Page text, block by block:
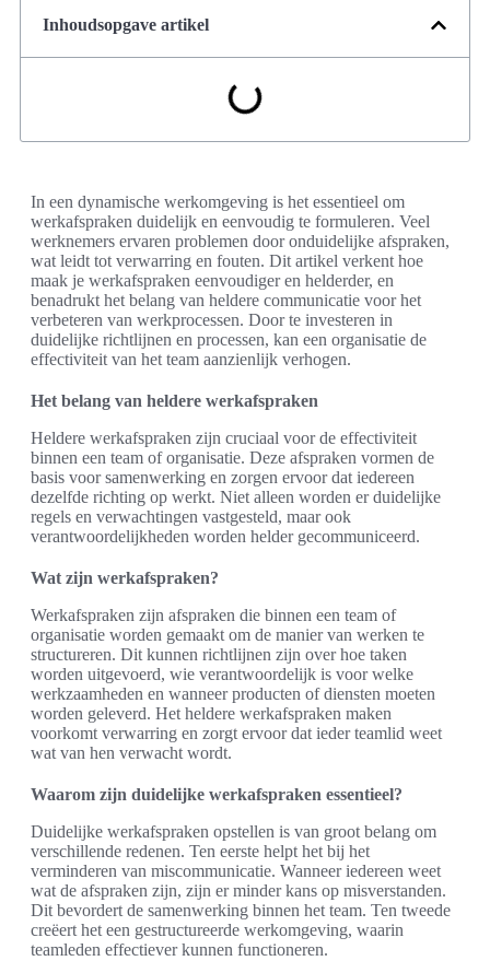
Inhoudsopgave artikel
In een dynamische werkomgeving is het essentieel om
werkafspraken duidelijk en eenvoudig te formuleren. Veel
werknemers ervaren problemen door onduidelijke afspraken,
wat leidt tot verwarring en fouten. Dit artikel verkent hoe
maak je werkafspraken eenvoudiger en helderder, en
benadrukt het belang van heldere communicatie voor het
verbeteren van werkprocessen. Door te investeren in
duidelijke richtlijnen en processen, kan een organisatie de
effectiviteit van het team aanzienlijk verhogen.
Het belang van heldere werkafspraken
Heldere werkafspraken zijn cruciaal voor de effectiviteit
binnen een team of organisatie. Deze afspraken vormen de
basis voor samenwerking en zorgen ervoor dat iedereen
dezelfde richting op werkt. Niet alleen worden er duidelijke
regels en verwachtingen vastgesteld, maar ook
verantwoordelijkheden worden helder gecommuniceerd.
Wat zijn werkafspraken?
Werkafspraken zijn afspraken die binnen een team of
organisatie worden gemaakt om de manier van werken te
structureren. Dit kunnen richtlijnen zijn over hoe taken
worden uitgevoerd, wie verantwoordelijk is voor welke
werkzaamheden en wanneer producten of diensten moeten
worden geleverd. Het heldere werkafspraken maken
voorkomt verwarring en zorgt ervoor dat ieder teamlid weet
wat van hen verwacht wordt.
Waarom zijn duidelijke werkafspraken essentieel?
Duidelijke werkafspraken opstellen is van groot belang om
verschillende redenen. Ten eerste helpt het bij het
verminderen van miscommunicatie. Wanneer iedereen weet
wat de afspraken zijn, zijn er minder kans op misverstanden.
Dit bevordert de samenwerking binnen het team. Ten tweede
creëert het een gestructureerde werkomgeving, waarin
teamleden effectiever kunnen functioneren.